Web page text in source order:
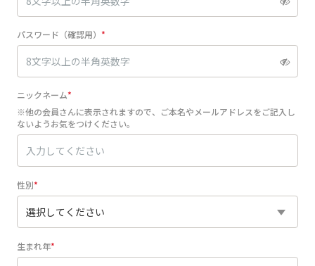
パスワード（確認用）
ニックネーム
※他の会員さんに表示されますので、ご本名やメールアドレスをご記入し
ないようお気をつけください。
性別
生まれ年